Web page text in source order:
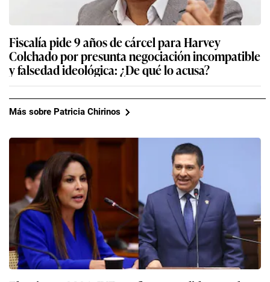
Fiscalía pide 9 años de cárcel para Harvey
Colchado por presunta negociación incompatible
y falsedad ideológica: ¿De qué lo acusa?
Más sobre Patricia Chirinos